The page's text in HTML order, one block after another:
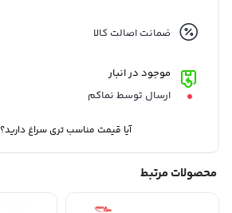
نوع کنترل از راه دور بی‌سیم:
ضمانت اصالت کالا
موجود در انبار
ارسال توسط نماکم
آیا قیمت مناسب تری سراغ دارید؟
محصولات مرتبط